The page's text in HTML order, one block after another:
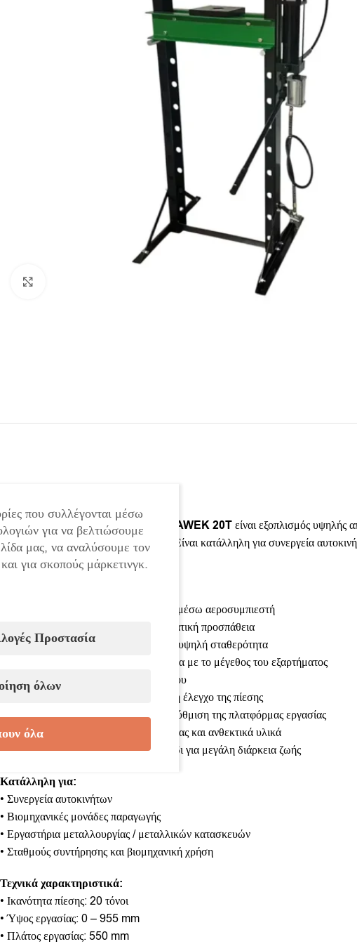
Η πνευμοϋδραυλική πρέσα δαπέδου HAWEK 20Tείναι εξοπλισμός υψηλής
και βαρέων μεταλλικών εξαρτημάτων. Είναι κατάλληλη για συνεργεία
Κύρια πλεονεκτήματα:
• Λειτουργία τόσο χειροκίνητα όσο και μέσω αεροσυμπιεστή
• Πνευματική αντλία για ελάχιστη σωματική προσπάθεια
• Ισχυρή διπλή κατασκευή τύπου H για υψηλή σταθερότητα
• Ρυθμιζόμενο τραπέζι εργασίας ανάλογα με το μέγεθος του εξαρτήματος
• Δυνατότητα μετακίνησης του κυλίνδρου
• Ενσωματωμένο μανόμετρο για ακριβή έλεγχο της πίεσης
• Βαρούλκο για εύκολη ανύψωση και ρύθμιση της πλατφόρμας εργασίας
• Κατασκευασμένη από υψηλής ποιότητας και ανθεκτικά υλικά
• Γεμισμένη με ποιοτικό υδραυλικό λάδι για μεγάλη διάρκεια ζωής
Κατάλληλη για:
• Συνεργεία αυτοκινήτων
• Βιομηχανικές μονάδες παραγωγής
• Εργαστήρια μεταλλουργίας / μεταλλικών κατασκευών
• Σταθμούς συντήρησης και βιομηχανική χρήση
Τεχνικά χαρακτηριστικά:
• Ικανότητα πίεσης: 20 τόνοι
• Ύψος εργασίας: 0 – 955 mm
• Πλάτος εργασίας: 550 mm
που συλλέγονται μέσω
για να βελτιώσουμε
μας, να αναλύσουμε τον
για σκοπούς μάρκετινγκ.
Προστασία
όλων
όλα